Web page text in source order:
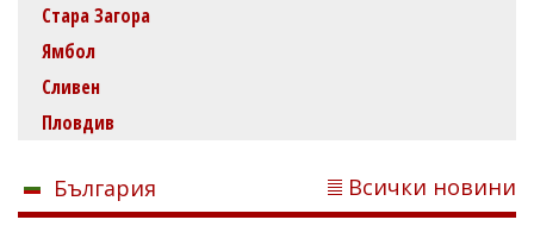
Стара Загора
Ямбол
Сливен
Пловдив
България Всички новини